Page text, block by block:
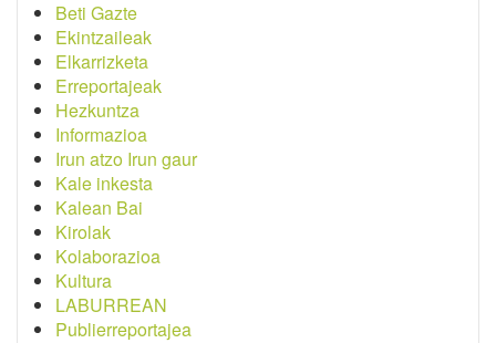
Beti Gazte
Ekintzaileak
Elkarrizketa
Erreportajeak
Hezkuntza
Informazioa
Irun atzo Irun gaur
Kale inkesta
Kalean Bai
Kirolak
Kolaborazioa
Kultura
LABURREAN
Publierreportajea